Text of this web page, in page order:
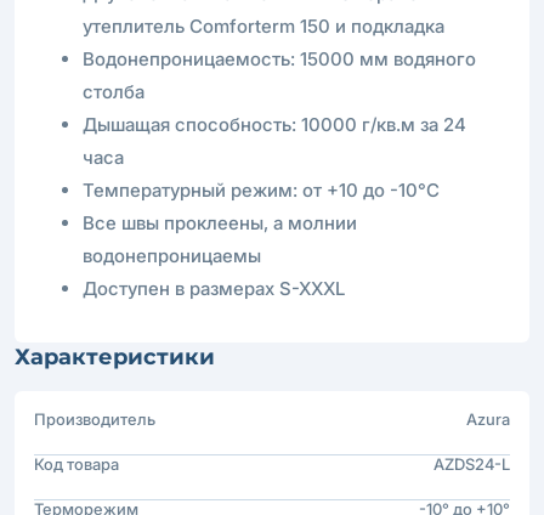
утеплитель Comforterm 150 и подкладка
Водонепроницаемость: 15000 мм водяного
столба
Дышащая способность: 10000 г/кв.м за 24
часа
Температурный режим: от +10 до -10°С
Все швы проклеены, а молнии
водонепроницаемы
Доступен в размерах S-XXXL
Характеристики
Производитель Azura
Код товара AZDS24-L
Терморежим -10° до +10°